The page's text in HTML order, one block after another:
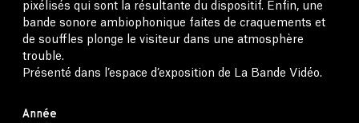
pixélisés qui sont la résultante du dispositif. Enfin, une
bande sonore ambiophonique faites de craquements et
de souffles plonge le visiteur dans une atmosphère
trouble.
Présenté dans l’espace d’exposition de La Bande Vidéo.
Année